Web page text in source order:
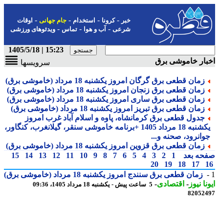
-کرونا-استخدام- جام جهانی-اوقات
شرعی-آب و هوا-تماس-ویدئوهای ورزشی
15:23 | 1405/5/18
خاموشی برق
سرویسها
زمان قطعی برق گرگان امروز یکشنبه 18 مرداد (خاموشی برق)
زمان قطعی برق زنجان امروز یکشنبه 18 مرداد (خاموشی برق)
زمان قطعی برق ساری امروز یکشنبه 18 مرداد (خاموشی برق)
زمان قطعی برق تبریز امروز یکشنبه 18 مرداد (خاموشی برق)
جدول قطعی برق کرمانشاه، پاوه و اسلام آباد غرب امروز
یکشنبه 18 مرداد 1405 +برنامه خاموشی سنقر، گیلانغرب، کنگاور،
صحنه و...
زمان قطعی برق قزوین امروز یکشنبه 18 مرداد (خاموشی برق)
بعد
1
2
3
4
5
6
7
8
9
10
11
12
13
14
15
17
18
19
20
زمان قطعی برق سنندج امروز یکشنبه 18 مرداد (خاموشی برق)
نیوز-اقتصادی-5 ساعت پیش - یکشنبه 18 مرداد 1405، 09:36